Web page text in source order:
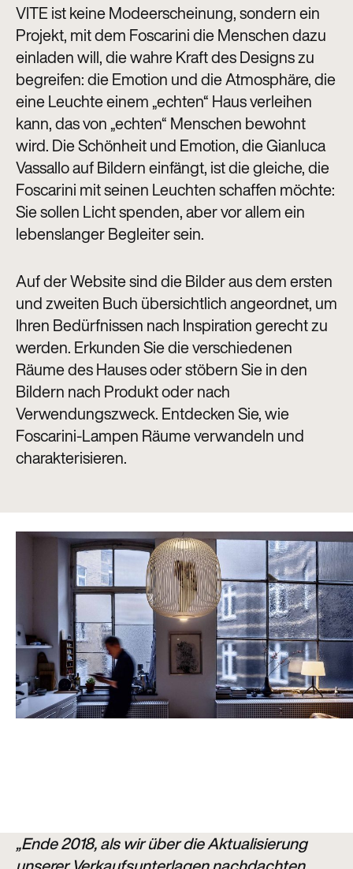
VITE ist keine Modeerscheinung, sondern ein
Projekt, mit dem Foscarini die Menschen dazu
einladen will, die wahre Kraft des Designs zu
begreifen: die Emotion und die Atmosphäre, die
eine Leuchte einem „echten“ Haus verleihen
kann, das von „echten“ Menschen bewohnt
wird. Die Schönheit und Emotion, die Gianluca
Vassallo auf Bildern einfängt, ist die gleiche, die
Foscarini mit seinen Leuchten schaffen möchte:
Sie sollen Licht spenden, aber vor allem ein
lebenslanger Begleiter sein.
Auf der Website sind die Bilder aus dem ersten
und zweiten Buch übersichtlich angeordnet, um
Ihren Bedürfnissen nach Inspiration gerecht zu
werden. Erkunden Sie die verschiedenen
Räume des Hauses oder stöbern Sie in den
Bildern nach Produkt oder nach
Verwendungszweck. Entdecken Sie, wie
Foscarini-Lampen Räume verwandeln und
charakterisieren.
„Ende 2018, als wir über die Aktualisierung